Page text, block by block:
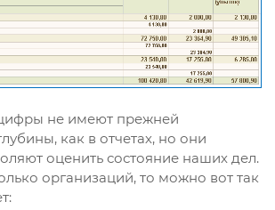
не имеют прежней
как в отчетах, но они
оценить состояние наших дел.
организаций, то можно вот так